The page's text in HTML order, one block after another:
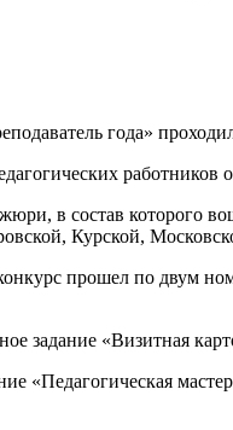
года»
в состав которого
Курской,
прошел по двум
задание «Визитная
«Педагогическая